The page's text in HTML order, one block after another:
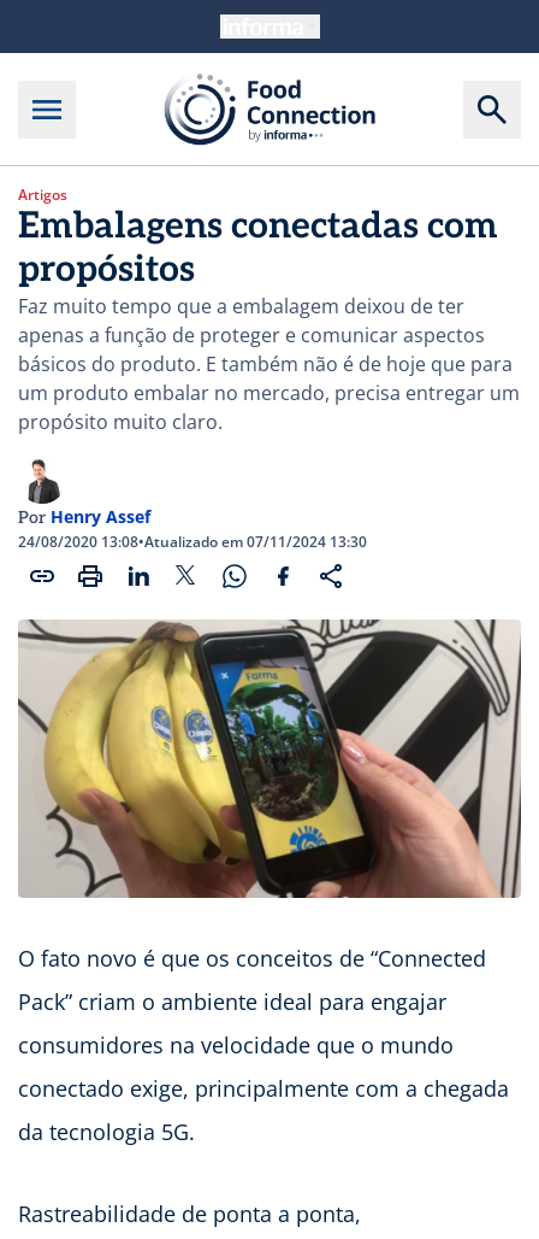
Artigos
Embalagens conectadas com
propósitos
Faz muito tempo que a embalagem deixou de ter
apenas a função de proteger e comunicar aspectos
básicos do produto. E também não é de hoje que para
um produto embalar no mercado, precisa entregar um
propósito muito claro.
Por Henry Assef
24/08/2020 13:08•Atualizado em 07/11/2024 13:30
O fato novo é que os conceitos de “Connected
Pack” criam o ambiente ideal para engajar
consumidores na velocidade que o mundo
conectado exige, principalmente com a chegada
da tecnologia 5G.
Rastreabilidade de ponta a ponta,